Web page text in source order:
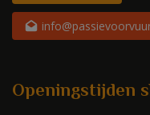
Openingstijden